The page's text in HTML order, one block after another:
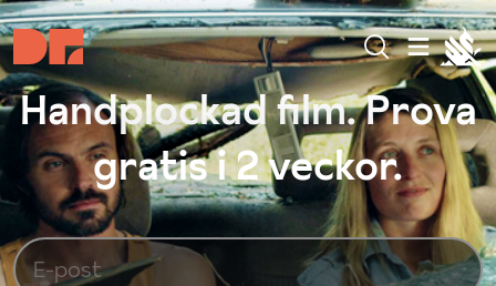
Handplockad film. Prova
gratis i 2 veckor.